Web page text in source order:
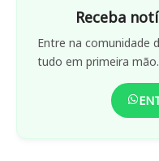
Receba
Entre na comunidade
tudo em primeira mão.